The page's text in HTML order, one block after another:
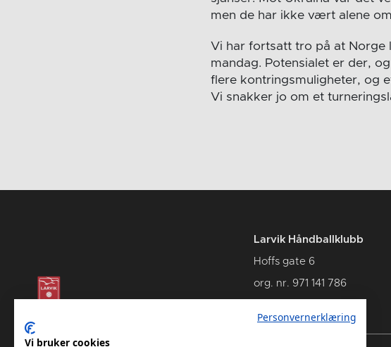
men de har ikke vært alene
Vi har fortsatt tro på at Norge
mandag. Potensialet er der,
flere kontringsmuligheter, og
Vi snakker jo om et
Larvik Håndballklubb
Hoffs gate 6
org. nr. 971 141 786
Personvernerklæring
Vi bruker cookies